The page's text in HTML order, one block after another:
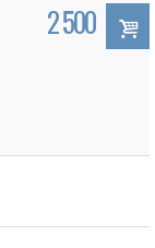
2 500